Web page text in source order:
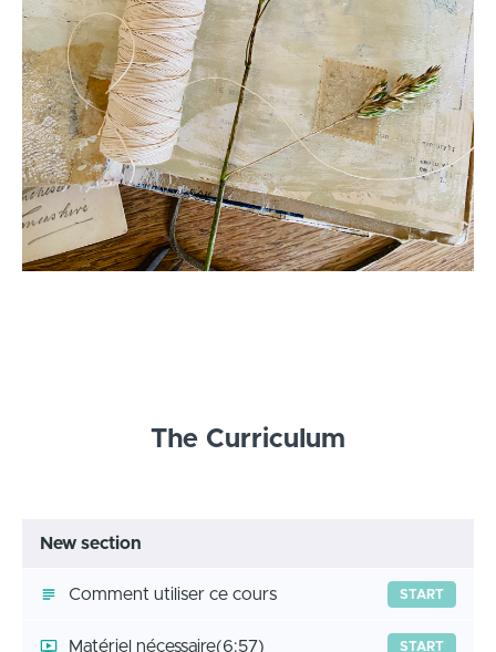
The Curriculum
New section
Comment utiliser ce cours START
Matériel nécessaire(6:57) START